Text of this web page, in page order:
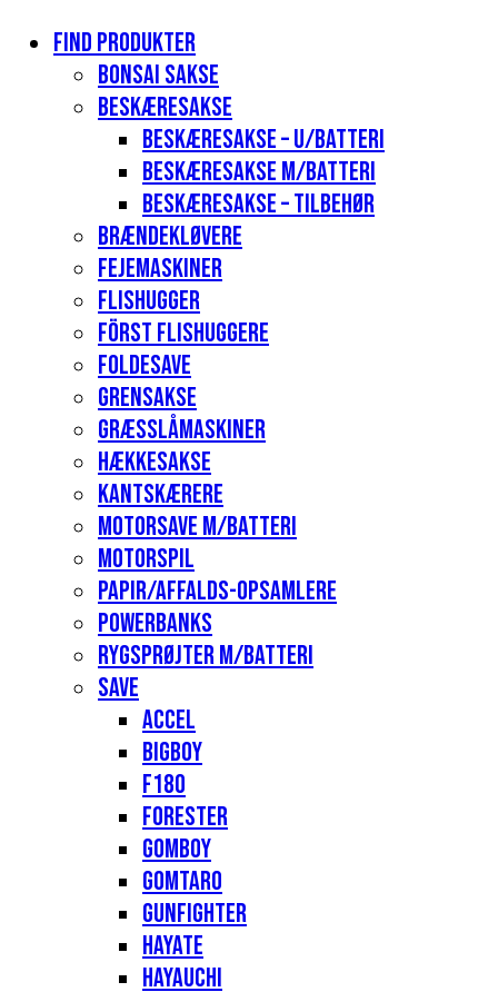
Find produkter
Bonsai sakse
Beskæresakse
Beskæresakse – u/batteri
Beskæresakse m/batteri
Beskæresakse – tilbehør
Brændekløvere
Fejemaskiner
Flishugger
Först flishuggere
Foldesave
Grensakse
Græsslåmaskiner
Hækkesakse
Kantskærere
Motorsave m/batteri
Motorspil
Papir/affalds-opsamlere
Powerbanks
Rygsprøjter m/batteri
Save
Accel
Bigboy
F180
Forester
Gomboy
Gomtaro
Gunfighter
Hayate
Hayauchi